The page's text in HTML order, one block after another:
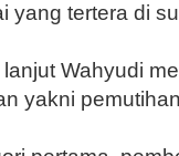
yang tertera di
lanjut Wahyudi
yakni